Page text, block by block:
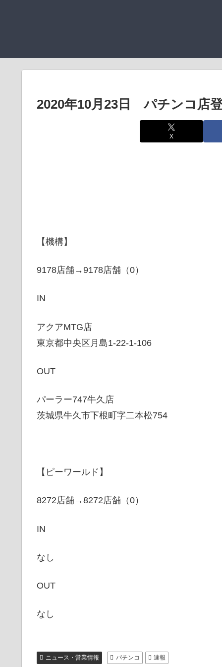
2020年10月23日 パチンコ店
X
【機構】
9178店舗→9178店舗（0）
IN
アクアMTG店
東京都中央区月島1-22-1-106
OUT
パーラー747牛久店
茨城県牛久市下根町字二本松754
【ピーワールド】
8272店舗→8272店舗（0）
IN
なし
OUT
なし
ニュース・営業情報 パチンコ 速報